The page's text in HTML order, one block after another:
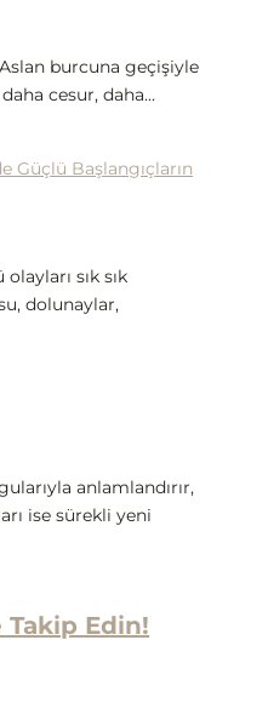
burcuna geçişiyle
cesur, daha...
Güçlü Başlangıçların
sık sık
dolunaylar,
anlamlandırır,
ise sürekli yeni
Edin!